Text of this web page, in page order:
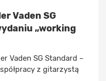
Vaden SG
„working
Vaden SG Standard –
z gitarzystą